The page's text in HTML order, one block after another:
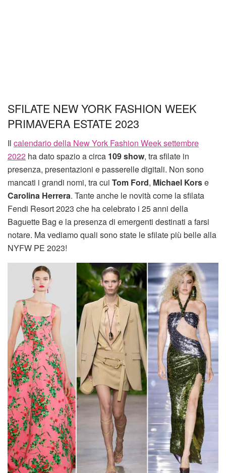
SFILATE NEW YORK FASHION WEEK
PRIMAVERA ESTATE 2023
Il calendario della New York Fashion Week settembre
2022 ha dato spazio a circa 109 show, tra sfilate in
presenza, presentazioni e passerelle digitali. Non sono
mancati i grandi nomi, tra cui Tom Ford, Michael Korse
Carolina Herrera. Tante anche le novità come la sfilata
Fendi Resort 2023 che ha celebrato i 25 anni della
Baguette Bag e la presenza di emergenti destinati a farsi
notare. Ma vediamo quali sono state le sfilate più belle alla
NYFW PE 2023!